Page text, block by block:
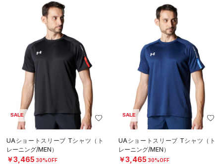
SALE
UAショートスリーブ Tシャツ（ト
レーニング/MEN）
￥3,465 30%OFF
SALE
UAショートスリーブ Tシャツ（ト
レーニング/MEN）
￥3,465 30%OFF